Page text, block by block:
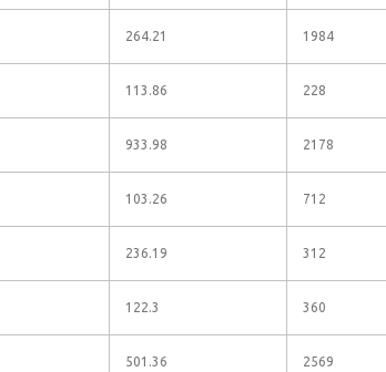
264.21 1984
113.86 228
933.98 2178
103.26 712
236.19 312
122.3 360
501.36 2569